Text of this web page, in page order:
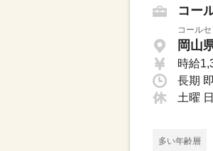
コー
コール
岡山
時給
土曜
多い年齢層